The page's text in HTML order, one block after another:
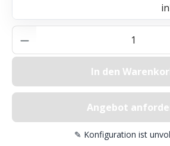
Produkt Anzahl: Gib den
In den
Angebot
✎ Konfiguration ist